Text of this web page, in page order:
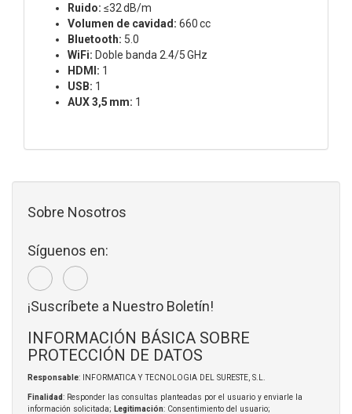
Ruido: ≤32 dB/m
Volumen de cavidad: 660 cc
Bluetooth: 5.0
WiFi: Doble banda 2.4/5 GHz
HDMI: 1
USB: 1
AUX 3,5 mm: 1
Sobre Nosotros
Síguenos en:
¡Suscríbete a Nuestro Boletín!
INFORMACIÓN BÁSICA SOBRE
PROTECCIÓN DE DATOS
Responsable: INFORMATICA Y TECNOLOGIA DEL SURESTE, S.L.
Finalidad: Responder las consultas planteadas por el usuario y enviarle la
información solicitada; Legitimación: Consentimiento del usuario;